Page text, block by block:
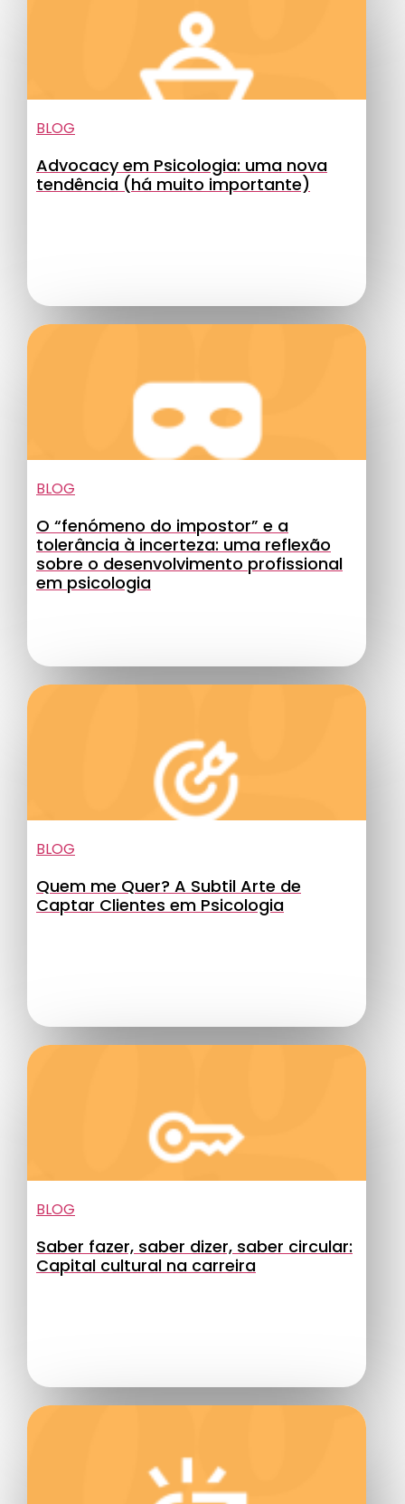
BLOG
Advocacy em Psicologia: uma nova
tendência (há muito importante)
BLOG
O “fenómeno do impostor” e a
tolerância à incerteza: uma reflexão
sobre o desenvolvimento profissional
em psicologia
BLOG
Quem me Quer? A Subtil Arte de
Captar Clientes em Psicologia
BLOG
Saber fazer, saber dizer, saber circular:
Capital cultural na carreira